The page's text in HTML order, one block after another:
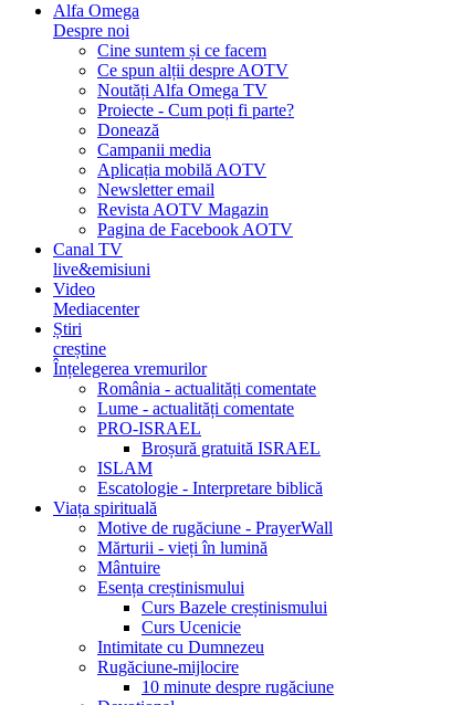
Alfa Omega
Despre noi
Cine suntem și ce facem
Ce spun alții despre AOTV
Noutăți Alfa Omega TV
Proiecte - Cum poți fi parte?
Donează
Campanii media
Aplicația mobilă AOTV
Newsletter email
Revista AOTV Magazin
Pagina de Facebook AOTV
Canal TV
live&emisiuni
Video
Mediacenter
Știri
creștine
Înțelegerea vremurilor
România - actualități comentate
Lume - actualități comentate
PRO-ISRAEL
Broșură gratuită ISRAEL
ISLAM
Escatologie - Interpretare biblică
Viața spirituală
Motive de rugăciune - PrayerWall
Mărturii - vieți în lumină
Mântuire
Esența creștinismului
Curs Bazele creștinismului
Curs Ucenicie
Intimitate cu Dumnezeu
Rugăciune-mijlocire
10 minute despre rugăciune